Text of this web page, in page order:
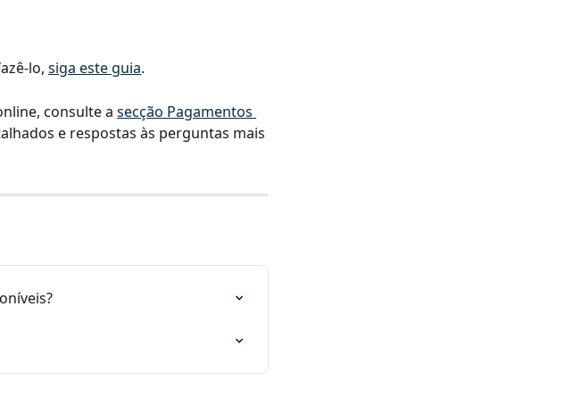
lo, siga este guia.
consulte a secção Pagamentos
e respostas às perguntas mais